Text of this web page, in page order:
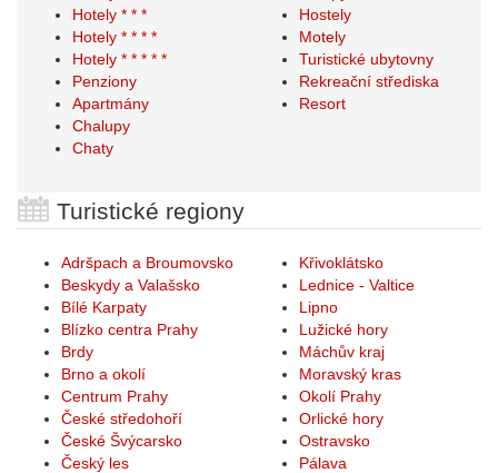
Hotely * * *
Hotely * * * *
Hotely * * * * *
Penziony
Apartmány
Chalupy
Chaty
Hostely
Motely
Turistické ubytovny
Rekreační střediska
Resort
Turistické regiony
Adršpach a Broumovsko
Beskydy a Valašsko
Bílé Karpaty
Blízko centra Prahy
Brdy
Brno a okolí
Centrum Prahy
České středohoří
České Švýcarsko
Český les
Křivoklátsko
Lednice - Valtice
Lipno
Lužické hory
Máchův kraj
Moravský kras
Okolí Prahy
Orlické hory
Ostravsko
Pálava